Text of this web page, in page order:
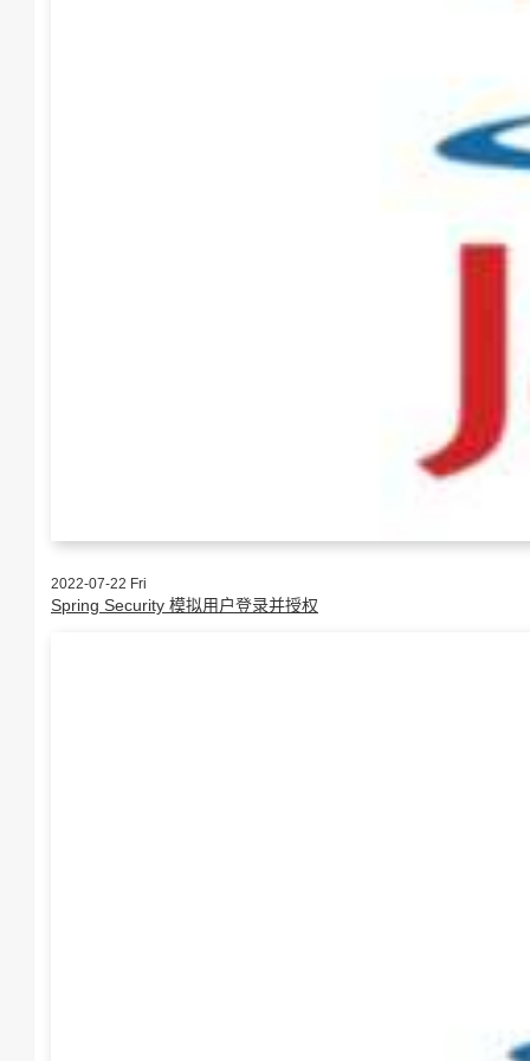
2022-07-22 Fri
Spring Security 模拟用户登录并授权